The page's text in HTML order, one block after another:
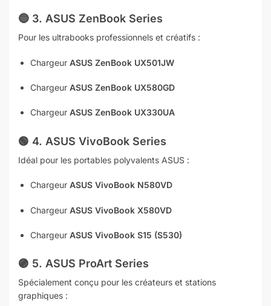
🔵 3. ASUS ZenBook Series
Pour les ultrabooks professionnels et créatifs :
Chargeur ASUS ZenBook UX501JW
Chargeur ASUS ZenBook UX580GD
Chargeur ASUS ZenBook UX330UA
🟢 4. ASUS VivoBook Series
Idéal pour les portables polyvalents ASUS :
Chargeur ASUS VivoBook N580VD
Chargeur ASUS VivoBook X580VD
Chargeur ASUS VivoBook S15 (S530)
🟣 5. ASUS ProArt Series
Spécialement conçu pour les créateurs et stations
graphiques :